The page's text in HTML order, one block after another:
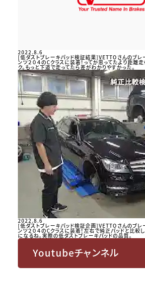
2022.8.6
[低ダストブレーキパッド検証結果]VETTOさんのブレ
ンツ２０４のCクラスに装着！ってか思ってたより距離
ク。もっと下道で走ってたら差がわかりやすかった。
2022.8.6
[低ダストブレーキパッド検証企画]VETTOさんのブレ
ンツ２０４のCクラスに装着！左右で純正パッドと比較
になるね。実際の低ダストブレーキパッドの品質。
Youtubeチャンネル